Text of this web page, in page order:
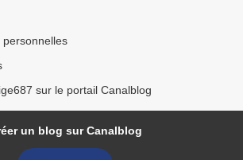
sur le portail Canalblog
un blog sur Canalblog